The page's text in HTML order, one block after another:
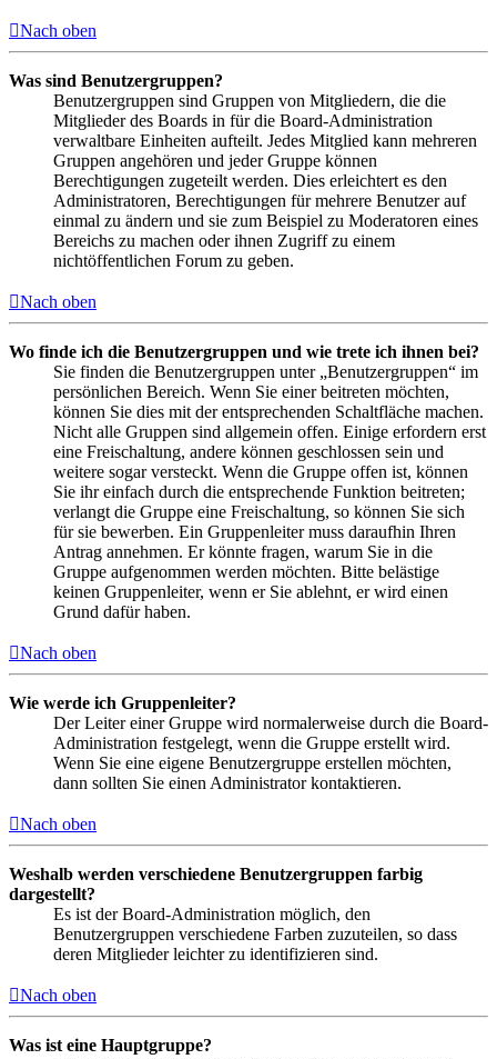
Nach oben
Was sind Benutzergruppen?
Benutzergruppen sind Gruppen von Mitgliedern, die die
Mitglieder des Boards in für die Board-Administration
verwaltbare Einheiten aufteilt. Jedes Mitglied kann mehreren
Gruppen angehören und jeder Gruppe können
Berechtigungen zugeteilt werden. Dies erleichtert es den
Administratoren, Berechtigungen für mehrere Benutzer auf
einmal zu ändern und sie zum Beispiel zu Moderatoren eines
Bereichs zu machen oder ihnen Zugriff zu einem
nichtöffentlichen Forum zu geben.
Nach oben
Wo finde ich die Benutzergruppen und wie trete ich ihnen bei?
Sie finden die Benutzergruppen unter „Benutzergruppen“ im
persönlichen Bereich. Wenn Sie einer beitreten möchten,
können Sie dies mit der entsprechenden Schaltfläche machen.
Nicht alle Gruppen sind allgemein offen. Einige erfordern erst
eine Freischaltung, andere können geschlossen sein und
weitere sogar versteckt. Wenn die Gruppe offen ist, können
Sie ihr einfach durch die entsprechende Funktion beitreten;
verlangt die Gruppe eine Freischaltung, so können Sie sich
für sie bewerben. Ein Gruppenleiter muss daraufhin Ihren
Antrag annehmen. Er könnte fragen, warum Sie in die
Gruppe aufgenommen werden möchten. Bitte belästige
keinen Gruppenleiter, wenn er Sie ablehnt, er wird einen
Grund dafür haben.
Nach oben
Wie werde ich Gruppenleiter?
Der Leiter einer Gruppe wird normalerweise durch die Board-
Administration festgelegt, wenn die Gruppe erstellt wird.
Wenn Sie eine eigene Benutzergruppe erstellen möchten,
dann sollten Sie einen Administrator kontaktieren.
Nach oben
Weshalb werden verschiedene Benutzergruppen farbig
dargestellt?
Es ist der Board-Administration möglich, den
Benutzergruppen verschiedene Farben zuzuteilen, so dass
deren Mitglieder leichter zu identifizieren sind.
Nach oben
Was ist eine Hauptgruppe?